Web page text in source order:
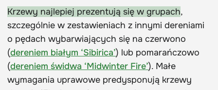
Krzewy najlepiej prezentują się w grupach,
szczególnie w zestawieniach z innymi dereniami
o pędach wybarwiających się na czerwono
(dereniem białym ‘Sibirica’) lub pomarańczowo
(dereniem świdwa ‘Midwinter Fire’). Małe
wymagania uprawowe predysponują krzewy